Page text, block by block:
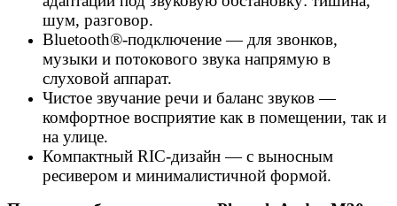
шум, разговор.
Bluetooth®-подключение — для звонков,
музыки и потокового звука напрямую в
слуховой аппарат.
Чистое звучание речи и баланс звуков —
комфортное восприятие как в помещении, так и
на улице.
Компактный RIC-дизайн — с выносным
ресивером и минималистичной формой.